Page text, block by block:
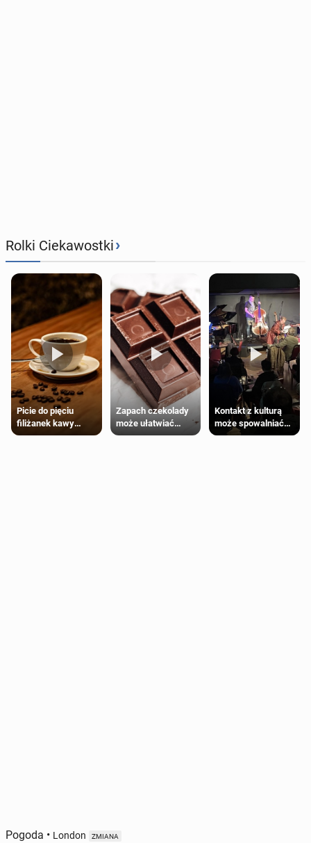
Rolki Ciekawostki›
Picie do pięciu
filiżanek kawy
dziennie jest
Zapach czekolady
może ułatwiać
trening siłowy
Kontakt z kulturą
może spowalniać
starzenie
Pogoda • London ZMIANA